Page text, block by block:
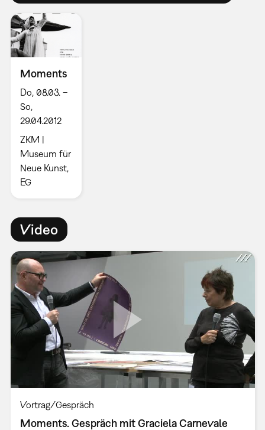
Moments
Do, 08.03. –
So,
29.04.2012
ZKM |
Museum für
Neue Kunst,
EG
Video
Vortrag/Gespräch
Moments. Gespräch mit Graciela Carnevale